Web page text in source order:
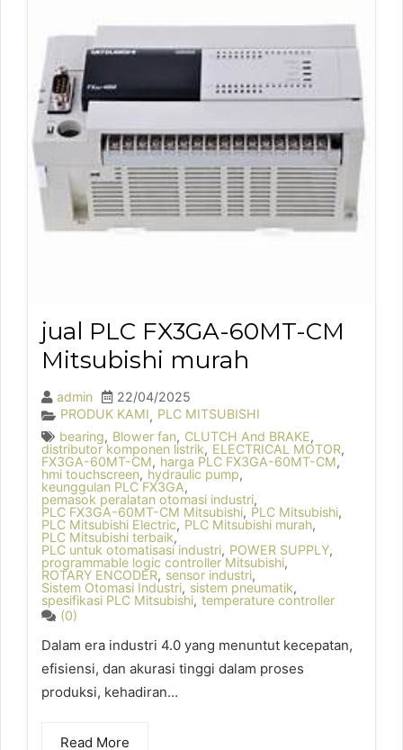
jual PLC FX3GA-60MT-CM
Mitsubishi murah
admin
22/04/2025
PRODUK KAMI, PLC MITSUBISHI
bearing, Blower fan, CLUTCH And BRAKE,
distributor komponen listrik, ELECTRICAL MOTOR,
FX3GA-60MT-CM, harga PLC FX3GA-60MT-CM,
hmi touchscreen, hydraulic pump,
keunggulan PLC FX3GA,
pemasok peralatan otomasi industri,
PLC FX3GA-60MT-CM Mitsubishi, PLC Mitsubishi,
PLC Mitsubishi Electric, PLC Mitsubishi murah,
PLC Mitsubishi terbaik,
PLC untuk otomatisasi industri, POWER SUPPLY,
programmable logic controller Mitsubishi,
ROTARY ENCODER, sensor industri,
Sistem Otomasi Industri, sistem pneumatik,
spesifikasi PLC Mitsubishi, temperature controller
(0)
Dalam era industri 4.0 yang menuntut kecepatan,
efisiensi, dan akurasi tinggi dalam proses
produksi, kehadiran...
Read More